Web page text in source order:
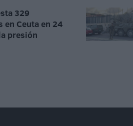
329
en Ceuta en 24
presión